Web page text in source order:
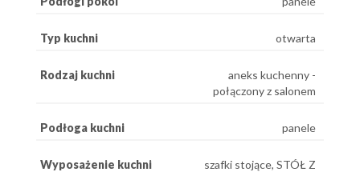
Typ kuchni otwarta
Rodzaj kuchni
aneks kuchenny -
połączony z salonem
Podłoga kuchni panele
Wyposażenie kuchni
szafki stojące, STÓŁ Z